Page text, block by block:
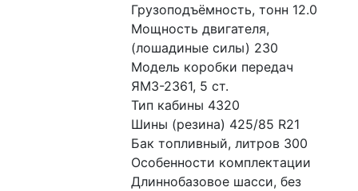
Грузоподъёмность, тонн 12.0
Мощность двигателя,
(лошадиные силы) 230
Модель коробки передач
ЯМЗ-2361, 5 ст.
Тип кабины 4320
Шины (резина) 425/85 R21
Бак топливный, литров 300
Особенности комплектации
Длиннобазовое шасси, без